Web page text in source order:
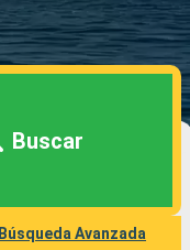
Buscar
Búsqueda Avanzada